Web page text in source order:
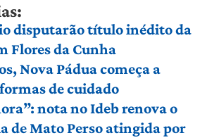
disputarão título inédito da
Flores da Cunha
Nova Pádua começa a
de cuidado
nota no Ideb renova o
de Mato Perso atingida por